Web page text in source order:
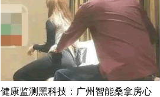
健康监测黑科技：广州智能桑拿房心